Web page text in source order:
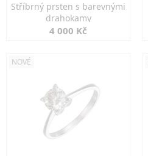
Stříbrný prsten s barevnými
drahokamy
4 000 Kč
NOVÉ